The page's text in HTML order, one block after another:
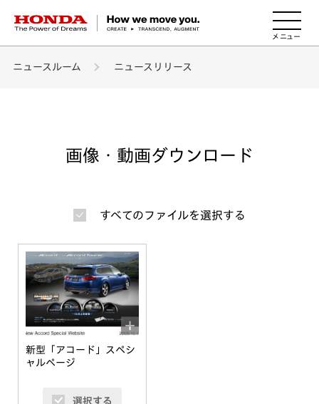
HONDA The Power of Dreams
ニュースルーム ニュースリリース
画像・動画ダウンロード
すべてのファイルを選択する
新型「アコード」スペシ
ャルページ
選択する